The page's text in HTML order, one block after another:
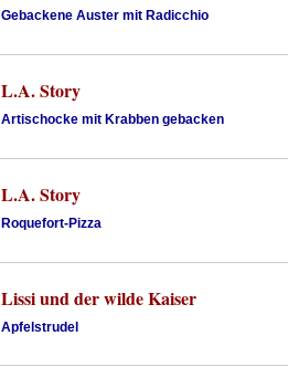
Gebackene Auster mit Radicchio
L.A. Story
Artischocke mit Krabben gebacken
L.A. Story
Roquefort-Pizza
Lissi und der wilde Kaiser
Apfelstrudel